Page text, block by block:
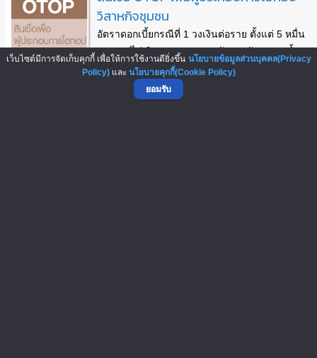
วิสาหกิจชุมชน
อัตราดอกเบี้ยกรณีที่ 1 วงเงินต่อราย ตั้งแต่ 5 หมื่น
บาท แต่ไม่เกิน 5 แสนบาท หลักประกัน บสย.ค้ำ
ประกัน อัตราดอกเบี้ย* MRR+0.5 %/ปีกรณีที่ 2...
สินเชื่อเพื่อพัฒนาผลิตภาพการผลิต
เว็บไซต์มีการจัดเก็บคุกกี้ เพื่อให้การใช้งานดียิ่งขึ้น นโยบายข้อมูลส่วนบุคคล(Privacy
Policy)และ นโยบายคุกกี้(Cookie Policy)
ยอมรับ